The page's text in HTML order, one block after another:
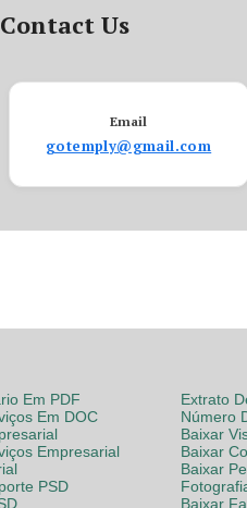
Us
Email
gotemply@gmail.com
Em PDF
Em DOC
Empresarial
PSD
Extrato
Número
Baixar
Baixar
Baixar
Baixar